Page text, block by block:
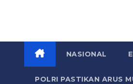
NASIONAL
POLRI PASTIKAN ARUS